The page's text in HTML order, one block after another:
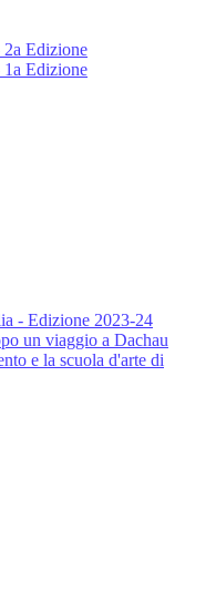
Edizione
Edizione
- Edizione 2023-24
un viaggio a Dachau
e la scuola d'arte di